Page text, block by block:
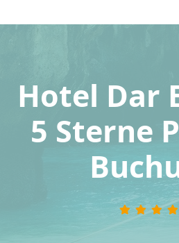
Hotel Dar
5 Sterne